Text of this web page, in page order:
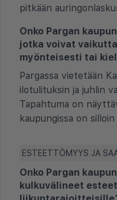
pitkään
Onko Pargan
jotka voivat
myönteisesti tai
Pargassa vietetään
ilotulituksin ja juhlin
Tapahtuma on
kaupungissa on
ESTEETTÖMYYS JA
Onko Pargan
kulkuvälineet